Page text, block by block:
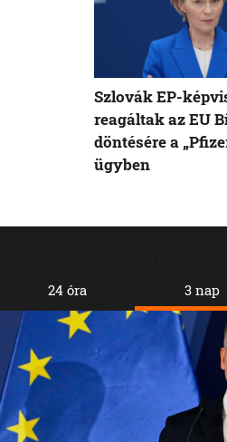
24 óra 3 nap
Szlovák EP-
reagáltak az EU
döntésére a
ügyben